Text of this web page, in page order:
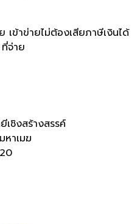
เข้าข่ายไม่ต้องเสียภาษีเงินได้
จ่าย
เชิงสร้างสรรค์
าเมฆ